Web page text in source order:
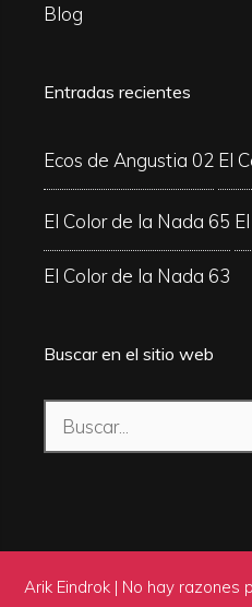
Blog
Entradas recientes
Ecos de Angustia 02 El
El Color de la Nada 65
El Color de la Nada 63
Buscar en el sitio web
Arik Eindrok | No hay razones